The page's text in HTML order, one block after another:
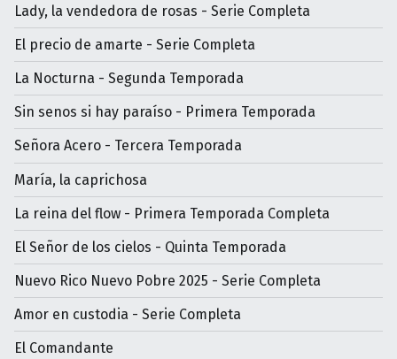
Lady, la vendedora de rosas - Serie Completa
El precio de amarte - Serie Completa
La Nocturna - Segunda Temporada
Sin senos si hay paraíso - Primera Temporada
Señora Acero - Tercera Temporada
María, la caprichosa
La reina del flow - Primera Temporada Completa
El Señor de los cielos - Quinta Temporada
Nuevo Rico Nuevo Pobre 2025 - Serie Completa
Amor en custodia - Serie Completa
El Comandante